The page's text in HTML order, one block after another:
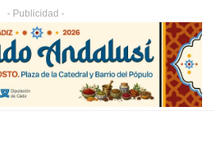
- Publicidad -